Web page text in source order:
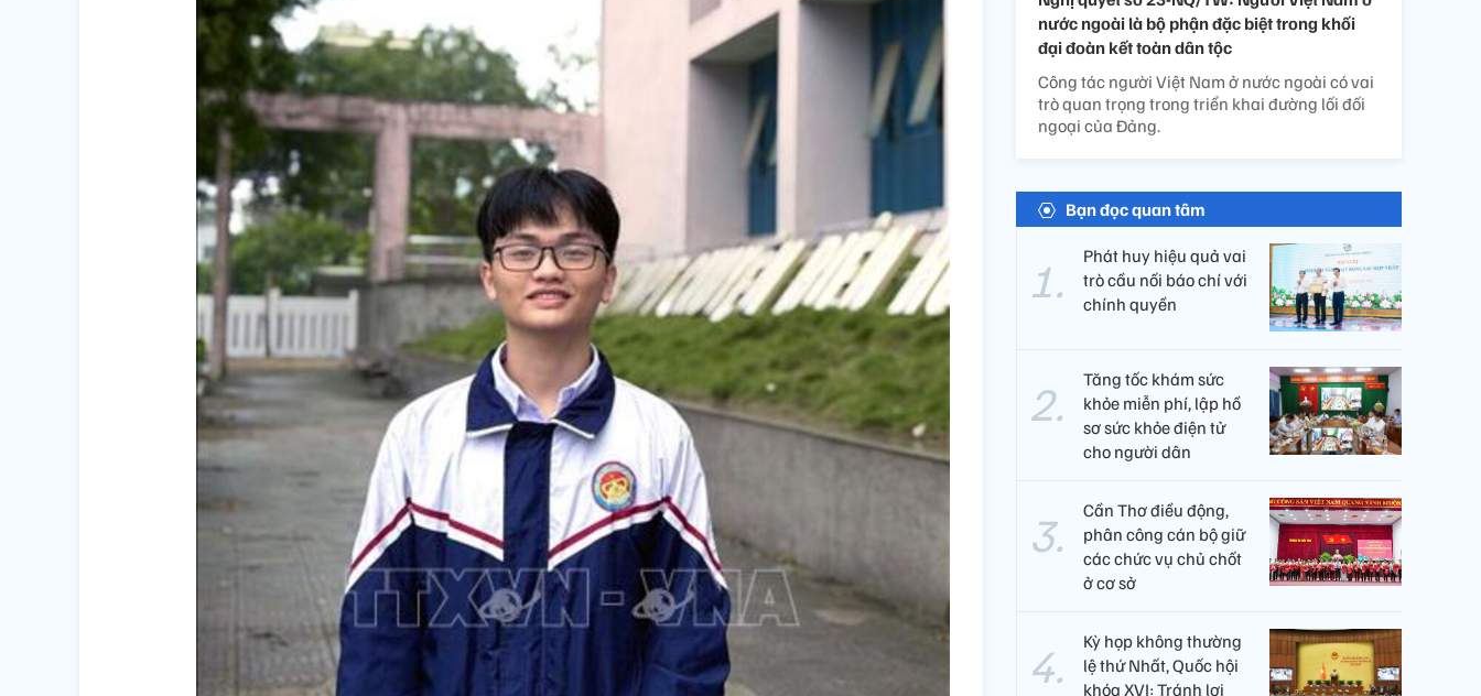
nước ngoài là bộ phận đặc biệt trong khối
đại đoàn kết toàn dân tộc
Công tác người Việt Nam ở nước ngoài có vai
trò quan trọng trong triển khai đường lối đối
ngoại của Đảng.
Bạn đọc quan tâm
Phát huy hiệu quả vai
trò cầu nối báo chí với
chính quyền
Tăng tốc khám sức
khỏe miễn phí, lập hồ
sơ sức khỏe điện tử
cho người dân
Cần Thơ điều động,
phân công cán bộ giữ
các chức vụ chủ chốt
ở cơ sở
Kỳ họp không thường
lệ thứ Nhất, Quốc hội
khóa XVI: Tránh lợi